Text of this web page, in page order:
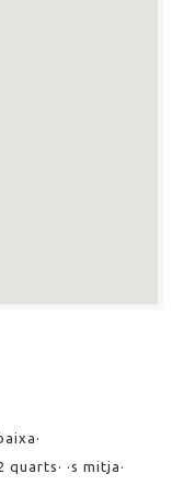
quarts· ·s mitja·